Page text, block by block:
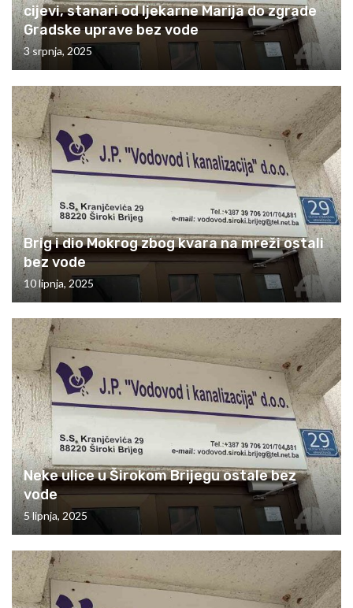
cijevi, stanari od ljekarne Marija do zgrade
Gradske uprave bez vode
3 srpnja, 2025
Brig i dio Mokrog zbog kvara na mreži ostali
bez vode
10 lipnja, 2025
Neke ulice u Širokom Brijegu ostale bez
vode
5 lipnja, 2025